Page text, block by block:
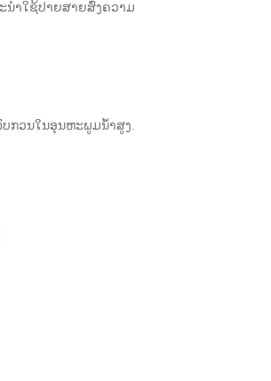
ນໍາໃຊ້ປາຍສາຍສົ່ງຄວາມ
ກວນໃນອຸນຫະພູມນ້ໍາສູງ.